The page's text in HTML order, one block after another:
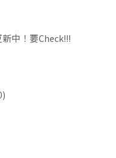
中！要Check!!!